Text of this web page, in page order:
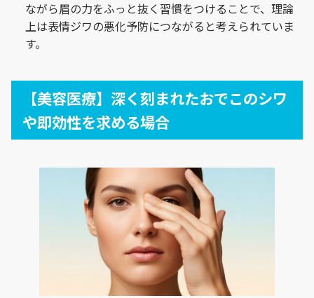
ながら眉の力をふっと抜く習慣をつけることで、理論
上は表情ジワの悪化予防につながると考えられていま
す。
【美容医療】深く刻まれたおでこのシワ
や即効性を求める場合